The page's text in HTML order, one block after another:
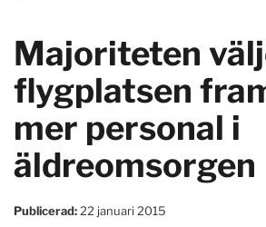
Majoriteten
flygplatsen
mer personal i
äldreomsorgen
Publicerad: 22 januari 2015